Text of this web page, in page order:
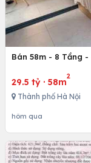
29.5 tỷ · 58m
2
Thành phố Hà Nội
hôm qua